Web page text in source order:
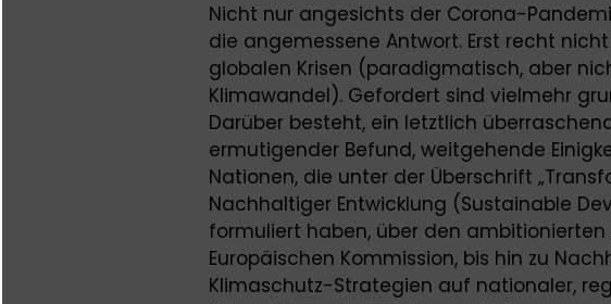
Nicht nur angesichts der Corona-
die angemessene Antwort. Erst recht
globalen Krisen (paradigmatisch, aber
Klimawandel). Gefordert sind vielmehr
Darüber besteht, ein letztlich
ermutigender Befund, weitgehende
Nationen, die unter der Überschrift
Nachhaltiger Entwicklung (Sustainable
formuliert haben, über den ambitionierten
Europäischen Kommission, bis hin zu
Klimaschutz-Strategien auf nationaler,